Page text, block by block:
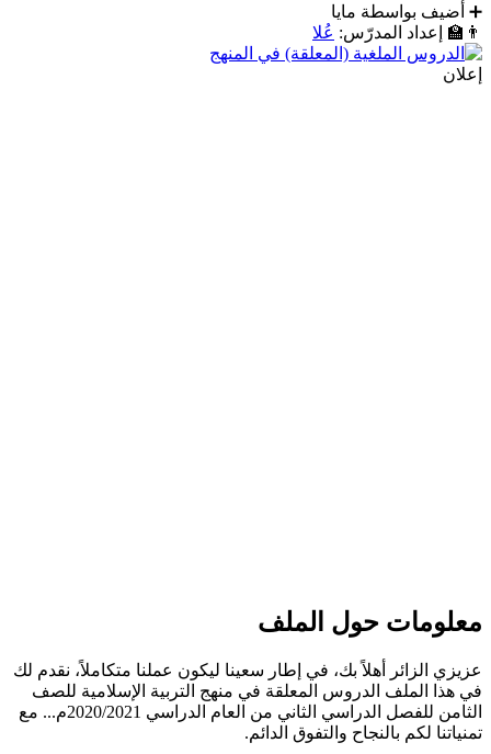
➕
أضيف بواسطة مايا
👨‍🏫
إعداد المدرّس: عُلا
إعلان
معلومات حول الملف
عزيزي الزائر أهلاً بك، في إطار سعينا ليكون عملنا متكاملاً، نقدم لك
في هذا الملف الدروس المعلقة في منهج التربية الإسلامية للصف
الثامن للفصل الدراسي الثاني من العام الدراسي 2020/2021م... مع
تمنياتنا لكم بالنجاح والتفوق الدائم.